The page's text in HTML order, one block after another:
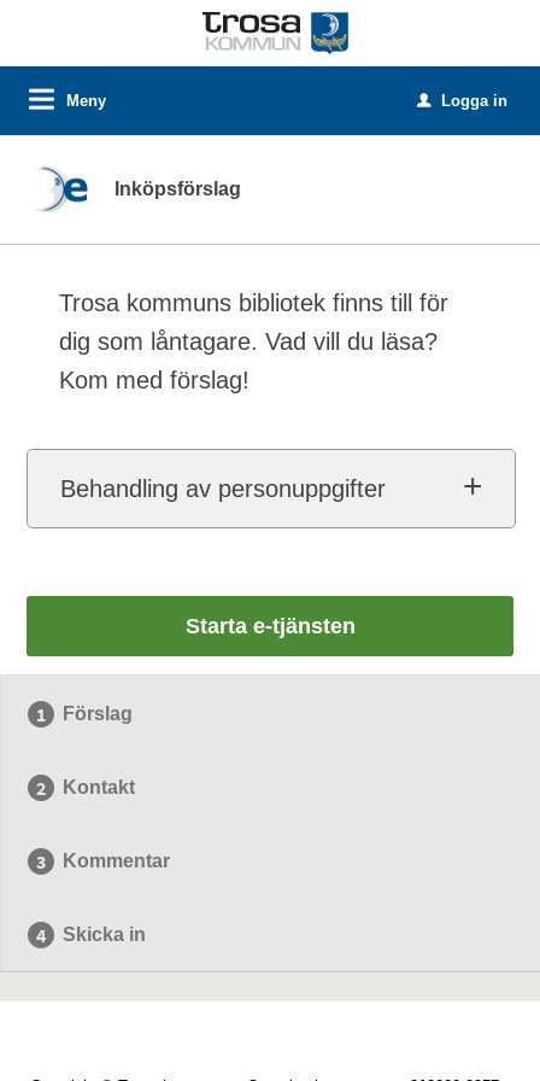
Meny u Logga in
Inköpsförslag
Trosa kommuns bibliotek finns till för
dig som låntagare. Vad vill du läsa?
Kom med förslag!
Behandling av personuppgifter
Starta e-tjänsten
Förslag
Kontakt
Kommentar
Skicka in